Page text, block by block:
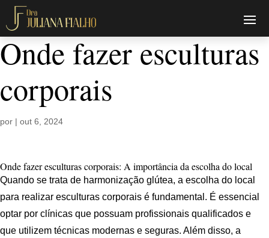
Onde fazer esculturas
corporais
por | out 6, 2024
Onde fazer esculturas corporais: A importância da escolha do local
Quando se trata de harmonização glútea, a escolha do local
para realizar esculturas corporais é fundamental. É essencial
optar por clínicas que possuam profissionais qualificados e
que utilizem técnicas modernas e seguras. Além disso, a